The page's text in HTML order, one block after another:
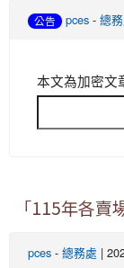
公告 pces - 總
本文為加密文
「115年各
pces - 總務處 |